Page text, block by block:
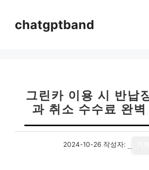
chatgptband
그린카 이용 시 반납
과 취소 수수료 완
2024-10-26 작성자: